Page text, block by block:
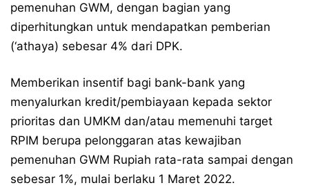
pemenuhan GWM, dengan bagian yang
diperhitungkan untuk mendapatkan pemberian
(‘athaya) sebesar 4% dari DPK.
Memberikan insentif bagi bank-bank yang
menyalurkan kredit/pembiayaan kepada sektor
prioritas dan UMKM dan/atau memenuhi target
RPIM berupa pelonggaran atas kewajiban
pemenuhan GWM Rupiah rata-rata sampai dengan
sebesar 1%, mulai berlaku 1 Maret 2022.